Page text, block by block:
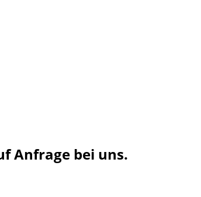
Anfrage bei uns.